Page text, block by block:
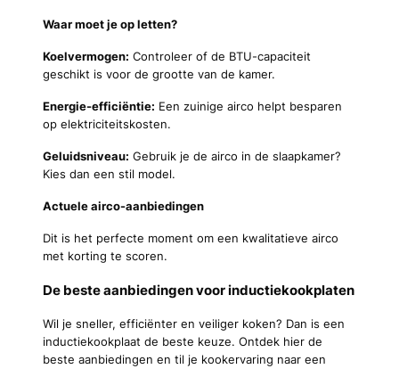
Waar moet je op letten?
Koelvermogen: Controleer of de BTU-capaciteit
geschikt is voor de grootte van de kamer.
Energie-efficiëntie: Een zuinige airco helpt besparen
op elektriciteitskosten.
Geluidsniveau: Gebruik je de airco in de slaapkamer?
Kies dan een stil model.
Actuele airco-aanbiedingen
Dit is het perfecte moment om een kwalitatieve airco
met korting te scoren.
De beste aanbiedingen voor inductiekookplaten
Wil je sneller, efficiënter en veiliger koken? Dan is een
inductiekookplaat de beste keuze. Ontdek hier de
beste aanbiedingen en til je kookervaring naar een